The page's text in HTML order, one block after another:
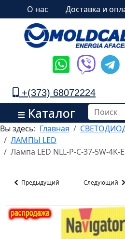
О нас Доставка и
+(373) 68072224
Каталог
Вы здесь: Главная
ЛАМПЫ LED
Лампа LED NLL-P-C-37-5W-4K-
Предыдущий Следующий